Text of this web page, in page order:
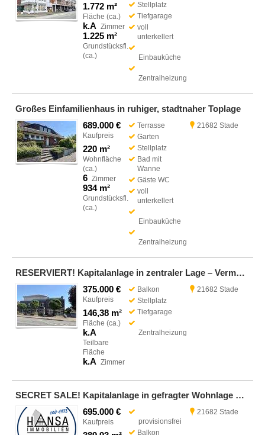
1.772 m²
Fläche (ca.)
k.A Zimmer
1.225 m²
Grundstücksfl.
(ca.)
Stellplatz
Tiefgarage
voll
unterkellert
Einbauküche
Zentralheizung
Großes Einfamilienhaus in ruhiger, stadtnaher Toplage
689.000 €
Kaufpreis
220 m²
Wohnfläche
(ca.)
6 Zimmer
934 m²
Grundstücksfl.
(ca.)
Terrasse
Garten
Stellplatz
Bad mit
Wanne
Gäste WC
voll
unterkellert
Einbauküche
Zentralheizung
21682 Stade
RESERVIERT! Kapitalanlage in zentraler Lage – Vermietete Gewerbefläche zu verkaufen
375.000 €
Kaufpreis
146,38 m²
Fläche (ca.)
k.A
Teilbare
Fläche
k.A Zimmer
Balkon
Stellplatz
Tiefgarage
Zentralheizung
21682 Stade
SECRET SALE! Kapitalanlage in gefragter Wohnlage – Gepflegtes 4-Familienhaus mit 4 Garagen - provisionsfrei
695.000 €
Kaufpreis
provisionsfrei
Balkon
21682 Stade